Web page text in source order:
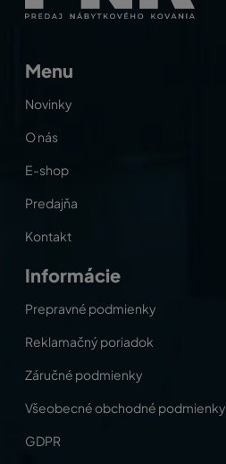
Menu
Novinky
O nás
E-shop
Predajňa
Kontakt
Informácie
Prepravné podmienky
Reklamačný poriadok
Záručné podmienky
Všeobecné obchodné podmienky
GDPR